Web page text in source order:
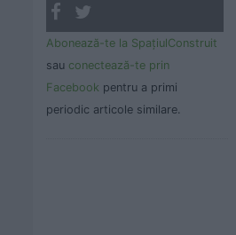
Abonează-te la SpaţiulConstruit
sau conectează-te prin
Facebook pentru a primi
periodic articole similare.